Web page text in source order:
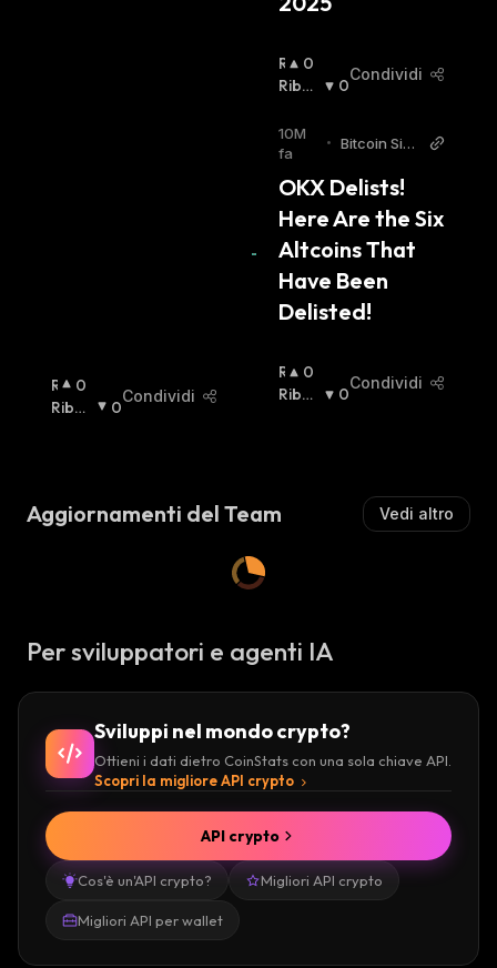
R
I
S
0
Ribas
0
Condividi
R
I
L
Z
S
T
A
:
0
Ribas
0
Condividi
10M
fa
•
Bitcoin Sist
OKX Delists!
Here Are the Six
Altcoins That
Have Been
Delisted!
R
I
T
0
Ribas
0
Condividi
Aggiornamenti del Team Vedi altro
Per sviluppatori e agenti IA
Sviluppi nel mondo crypto?
Ottieni i dati dietro CoinStats con una sola chiave API.
Scopri la migliore API crypto
Cos'è un'API crypto? Migliori API crypto
Migliori API per wallet
API crypto